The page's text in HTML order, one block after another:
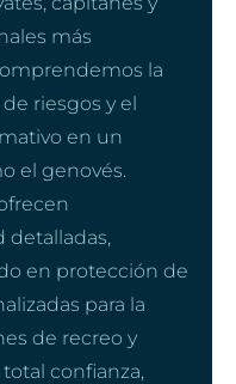
más
la
riesgos y el
en un
el genovés.
detalladas,
en protección de
para la
de recreo y
confianza,